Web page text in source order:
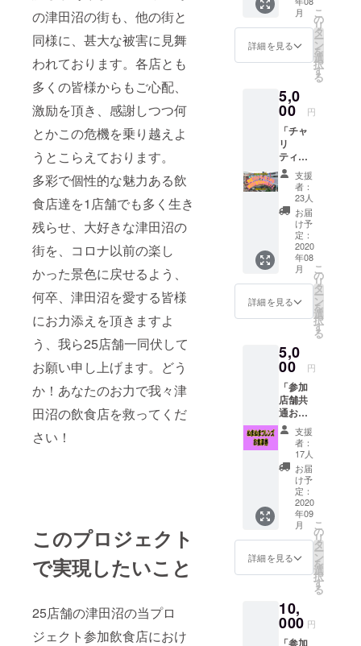
の津田沼の街も、他の街と
同様に、甚大な被害に見舞
われております。各店とも
多くの皆様からもご心配、
激励を頂き、感謝しつつ何
とかこの危機を乗り越えよ
うとこらえております。
多彩で個性的な魅力ある飲
食店達を1店舗でも多く生き
残らせ、大好きな津田沼の
街を、コロナ以前の楽し
かった景色に戻せるよう、
何卒、津田沼を愛する皆様
にお力添えを頂きますよ
う、我ら25店舗一同伏して
お願い申し上げます。どう
か！あなたのお力で我々津
田沼の飲食店を救ってくだ
さい！
このプロジェクト
で実現したいこと
25店舗の津田沼の当プロ
ジェクト参加飲食店におけ
ルス
テッ
カーを6
種セッ
トでご
（アイ
コン画
像はス
テッ
カーで
はあり
ませ
ん）
月
詳細を見る
こ
の
リ
タ
ー
ン
を
選
択
す
る
5,0
00 円
「チャ
リ
ティーT
シャ
ツ」 今
回のプ
ログラ
ムのオ
リジナ
ルTシャ
ツをご
提供し
ます。
津田沼
の今年
か
も！？
支援
者：
23人
お届
け予
定：
2020
年08
月
詳細を見る
こ
の
リ
タ
ー
ン
を
選
択
す
る
5,0
00 円
「参加
店舗共
通お食
事券
5,000円
分」 参
加店舗
25店で
ご利用
いただ
けるお
食事券
をご提
供しま
す。 ※
営業再
開時期
等が異
支援
者：
17人
お届
け予
定：
2020
年09
月
詳細を見る
こ
の
リ
タ
ー
ン
を
選
択
す
る
10,
000 円
「参加